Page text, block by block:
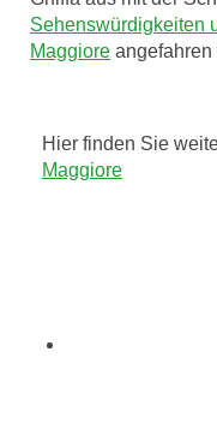
Sehenswürdigkeiten
Maggiore angefahren
Hier finden Sie
Maggiore